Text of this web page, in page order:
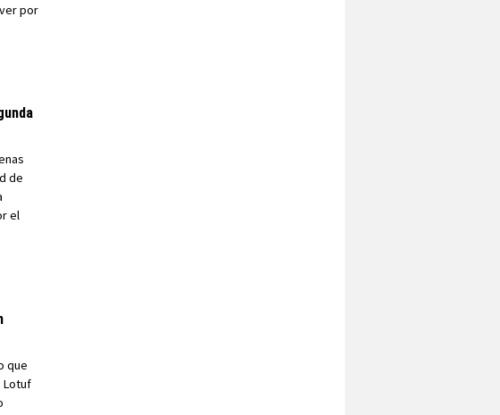
por
de
el
que
Lotuf